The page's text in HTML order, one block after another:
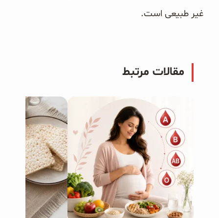
غیر طبیعی است.
مقالات مرتبط